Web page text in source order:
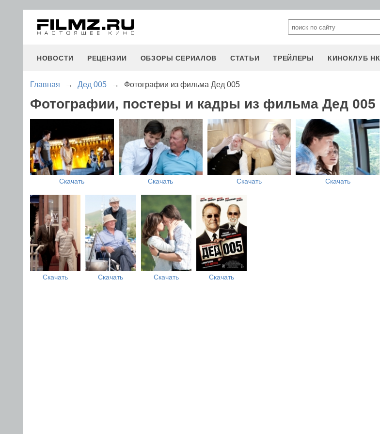
НОВОСТИ РЕЦЕНЗИИ ОБЗОРЫ СЕРИАЛОВ СТАТЬИ ТРЕЙЛЕРЫ КИНОКЛУБ НК
Главная → Дед 005 → Фотографии из фильма Дед 005
Фотографии, постеры и кадры из фильма Дед 005
Скачать Скачать Скачать Скачать
Скачать Скачать Скачать Скачать